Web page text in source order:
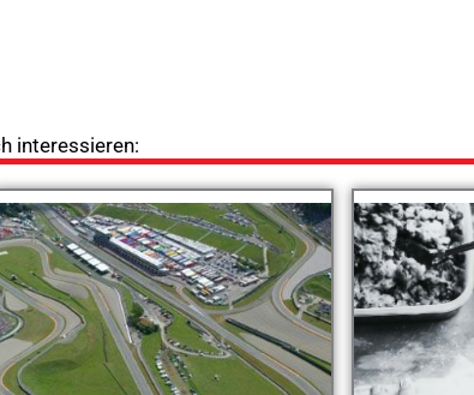
interessieren: